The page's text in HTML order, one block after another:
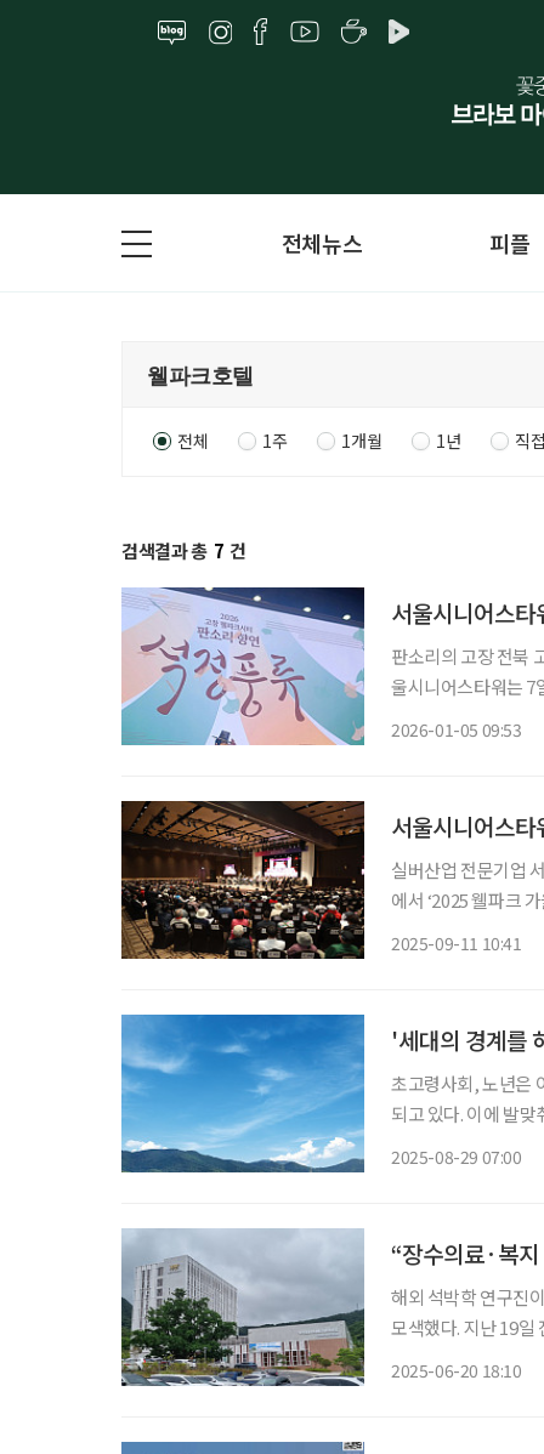
전체뉴스 피플
전체 1주 1개월 1년 직
검색결과 총 7 건
서울시니어스타
판소리의 고장 전북
울시니어스타워는 7
2026-01-05 09:53
서울시니어스타
실버산업 전문기업
에서 ‘2025 웰파크
2025-09-11 10:41
'세대의 경계를
초고령사회, 노년은 이제 ‘여생을 보내는 시기’가 아닌 ‘새로운 삶을 설계하
되고 있다. 이에 발
2025-08-29 07:00
“장수의료·복
해외 석박학 연구진
모색했다. 지난 19일 전북 고창 웰파크호텔 컨벤션홀에서 개최한 ‘제1회 서울시니어스포
2025-06-20 18:10